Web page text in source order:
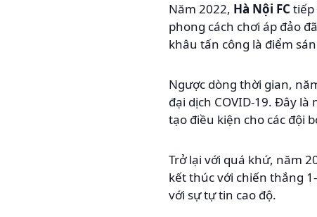
Năm 2022, Hà Nội FC tiếp
phong cách chơi áp đảo
khâu tấn công là điểm
Ngược dòng thời gian,
đại dịch COVID-19. Đây
tạo điều kiện cho các đội
Trở lại với quá khứ, năm
kết thúc với chiến thắng
với sự tự tin cao độ.